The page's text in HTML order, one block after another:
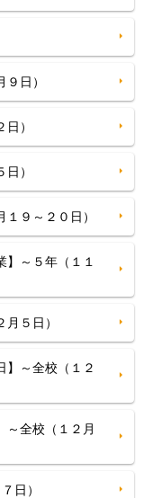
日）
）
）
９～２０日）
】～５年（１１
５日）
】～全校（１２
～全校（１２月
日）